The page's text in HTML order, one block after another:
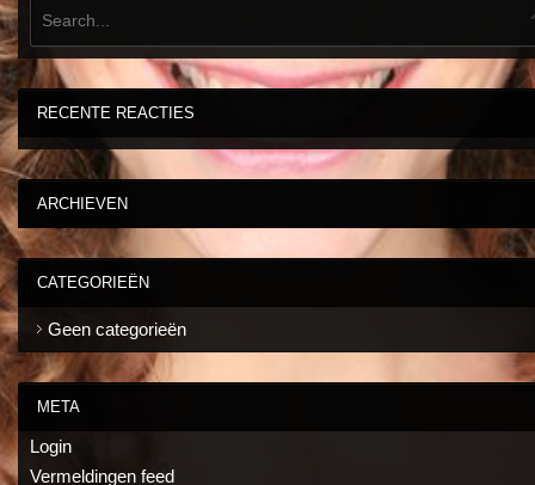
RECENTE REACTIES
ARCHIEVEN
CATEGORIEËN
Geen categorieën
META
Login
Vermeldingen feed